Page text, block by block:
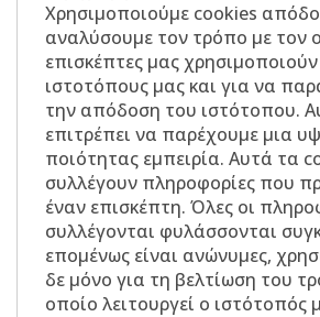
Χρησιμοποιούμε cookies
αναλύσουμε τον τρόπο με τον
επισκέπτες μας
ιστοτόπους μας και για να
την απόδοση του ιστότοπου.
επιτρέπει να παρέχουμε μια
ποιότητας εμπειρία. Αυτά τα
συλλέγουν πληροφορίες που
έναν επισκέπτη. Όλες οι
συλλέγονται φυλάσσονται
επομένως είναι ανώνυμες,
δε μόνο για τη βελτίωση του
οποίο λειτουργεί ο ιστότοπός